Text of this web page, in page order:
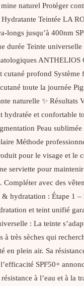
naturel Protéger
Teintée LA
jusqu’à 400nm
Teinte universelle
profond
toute la journée
naturelle ✨
et confortable
Peau
Méthode
pour le visage et
serviette pour
avec des
hydratation : Étape 1
et teint unifié
: La teinte
très sèches qui
plein air. Sa
SPF50+
à l’eau et à la